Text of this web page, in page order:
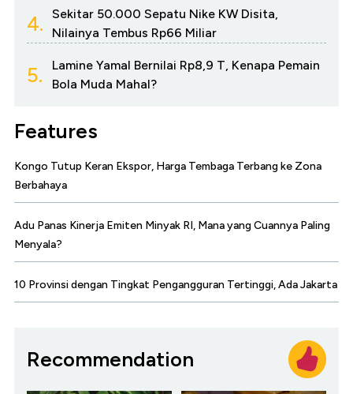
4.
Sekitar 50.000 Sepatu Nike KW Disita,
Nilainya Tembus Rp66 Miliar
5.
Lamine Yamal Bernilai Rp8,9 T, Kenapa Pemain
Bola Muda Mahal?
Features
Kongo Tutup Keran Ekspor, Harga Tembaga Terbang ke Zona
Berbahaya
Adu Panas Kinerja Emiten Minyak RI, Mana yang Cuannya Paling
Menyala?
10 Provinsi dengan Tingkat Pengangguran Tertinggi, Ada Jakarta
Recommendation